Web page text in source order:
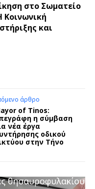
στο Σωματείο
και
άρθρο
of Tinos:
η σύμβαση
νέα έργα
οδικού
στην Τήνο